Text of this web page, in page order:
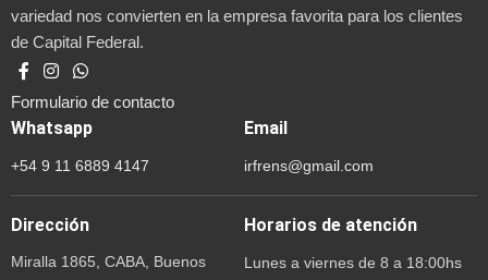
variedad nos convierten en la empresa favorita para los clientes
de Capital Federal.
Formulario de contacto
Whatsapp
+54 9 11 6889 4147
Email
irfrens@gmail.com
Dirección
Miralla 1865, CABA, Buenos
Horarios de atención
Lunes a viernes de 8 a 18:00hs